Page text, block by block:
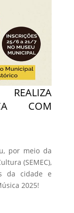
REALIZA
COM
por meio da
(SEMEC),
da cidade e
2025!